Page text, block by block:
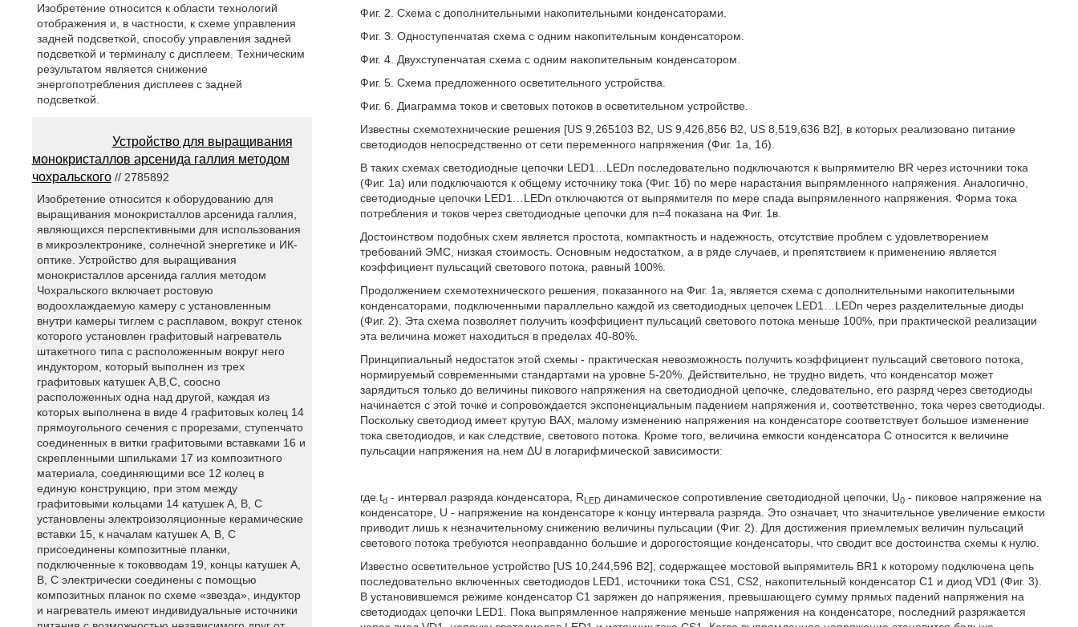
Фиг. 2. Схема с дополнительными накопительными конденсаторами.
Фиг. 3. Одноступенчатая схема с одним накопительным конденсатором.
Фиг. 4. Двухступенчатая схема с одним накопительным конденсатором.
Фиг. 5. Схема предложенного осветительного устройства.
Фиг. 6. Диаграмма токов и световых потоков в осветительном устройстве.
Известны схемотехнические решения [US 9,265103 В2, US 9,426,856 В2, US 8,519,636 В2], в которых реализовано питание
светодиодов непосредственно от сети переменного напряжения (Фиг. 1а, 1б).
В таких схемах светодиодные цепочки LED1…LEDn последовательно подключаются к выпрямителю BR через источники тока
(Фиг. 1а) или подключаются к общему источнику тока (Фиг. 1б) по мере нарастания выпрямленного напряжения. Аналогично,
светодиодные цепочки LED1…LEDn отключаются от выпрямителя по мере спада выпрямленного напряжения. Форма тока
потребления и токов через светодиодные цепочки для n=4 показана на Фиг. 1в.
Достоинством подобных схем является простота, компактность и надежность, отсутствие проблем с удовлетворением
требований ЭМС, низкая стоимость. Основным недостатком, а в ряде случаев, и препятствием к применению является
коэффициент пульсаций светового потока, равный 100%.
Продолжением схемотехнического решения, показанного на Фиг. 1а, является схема с дополнительными накопительными
конденсаторами, подключенными параллельно каждой из светодиодных цепочек LED1…LEDn через разделительные диоды
(Фиг. 2). Эта схема позволяет получить коэффициент пульсаций светового потока меньше 100%, при практической реализации
эта величина может находиться в пределах 40-80%.
Принципиальный недостаток этой схемы - практическая невозможность получить коэффициент пульсаций светового потока,
нормируемый современными стандартами на уровне 5-20%. Действительно, не трудно видеть, что конденсатор может
зарядиться только до величины пикового напряжения на светодиодной цепочке, следовательно, его разряд через светодиоды
начинается с этой точке и сопровождается экспоненциальным падением напряжения и, соответственно, тока через светодиоды.
Поскольку светодиод имеет крутую ВАХ, малому изменению напряжения на конденсаторе соответствует большое изменение
тока светодиодов, и как следствие, светового потока. Кроме того, величина емкости конденсатора С относится к величине
пульсации напряжения на нем ΔU в логарифмической зависимости:
где td - интервал разряда конденсатора, RLED динамическое сопротивление светодиодной цепочки, U0 - пиковое напряжение на
конденсаторе, U - напряжение на конденсаторе к концу интервала разряда. Это означает, что значительное увеличение емкости
приводит лишь к незначительному снижению величины пульсации (Фиг. 2). Для достижения приемлемых величин пульсаций
светового потока требуются неоправданно большие и дорогостоящие конденсаторы, что сводит все достоинства схемы к нулю.
Известно осветительное устройство [US 10,244,596 В2], содержащее мостовой выпрямитель BR1 к которому подключена цепь
последовательно включенных светодиодов LED1, источники тока CS1, CS2, накопительный конденсатор С1 и диод VD1 (Фиг. 3).
В установившемся режиме конденсатор С1 заряжен до напряжения, превышающего сумму прямых падений напряжения на
светодиодах цепочки LED1. Пока выпрямленное напряжение меньше напряжения на конденсаторе, последний разряжается
Изобретение относится к области технологий
отображения и, в частности, к схеме управления
задней подсветкой, способу управления задней
подсветкой и терминалу с дисплеем. Техническим
результатом является снижение
энергопотребления дисплеев с задней
подсветкой.
Устройство для выращивания
монокристаллов арсенида галлия методом
чохральского// 2785892
Изобретение относится к оборудованию для
выращивания монокристаллов арсенида галлия,
являющихся перспективными для использования
в микроэлектронике, солнечной энергетике и ИК-
оптике. Устройство для выращивания
монокристаллов арсенида галлия методом
Чохральского включает ростовую
водоохлаждаемую камеру с установленным
внутри камеры тиглем с расплавом, вокруг стенок
которого установлен графитовый нагреватель
штакетного типа с расположенным вокруг него
индуктором, который выполнен из трех
графитовых катушек А,В,С, соосно
расположенных одна над другой, каждая из
которых выполнена в виде 4 графитовых колец 14
прямоугольного сечения с прорезами, ступенчато
соединенных в витки графитовыми вставками 16 и
скрепленными шпильками 17 из композитного
материала, соединяющими все 12 колец в
единую конструкцию, при этом между
графитовыми кольцами 14 катушек А, В, С
установлены электроизоляционные керамические
вставки 15, к началам катушек А, В, С
присоединены композитные планки,
подключенные к токовводам 19, концы катушек А,
В, С электрически соединены с помощью
композитных планок по схеме «звезда», индуктор
и нагреватель имеют индивидуальные источники